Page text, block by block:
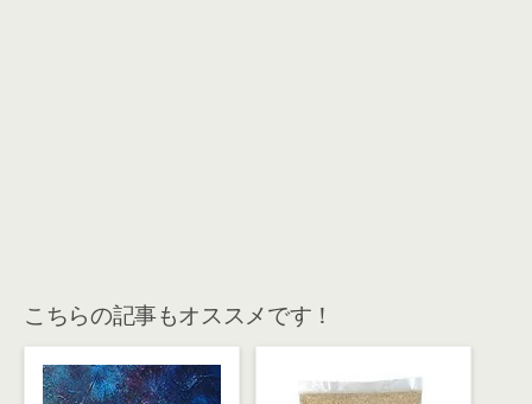
こちらの記事もオススメです！